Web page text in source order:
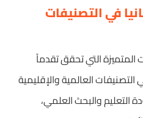
في التصنيفات
المتميزة التي تحقق تقدماً
العالمية والإقليمية
بجودة التعليم والبحث العلمي،